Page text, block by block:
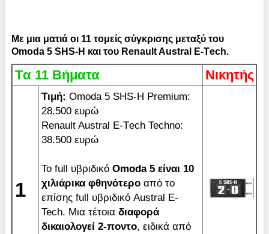
Με μια ματιά οι 11 τομείς σύγκρισης μεταξύ του
Omoda 5 SHS-H και του Renault Austral Ε-Τech.
Tα 11 Βήματα Νικητής
1
Τιμή: Omoda 5 SHS-H Premium:
28.500 ευρώ
Renault Austral Ε-Τech Techno:
38.500 ευρώ
To full υβριδικό Omoda 5 είναι 10
χιλιάρικα φθηνότερο από το
επίσης full υβριδικό Austral E-
Tech. Mια τέτοια διαφορά
δικαιολογεί 2-ποντο, ειδικά από